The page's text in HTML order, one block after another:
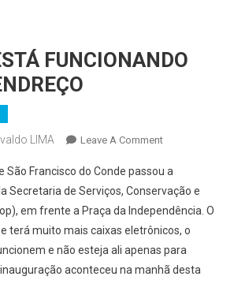
FUNCIONANDO
LIMA Leave A CommentOn
JÁ
ESTÁ
FUNCIONANDO
NO
NOVO
ENDREÇO
São Francisco do Conde passou a
Secretaria de Serviços, Conservação e
em frente a Praça da Independência. O
terá muito mais caixas eletrônicos, o
e não esteja ali apenas para
aconteceu na manhã desta